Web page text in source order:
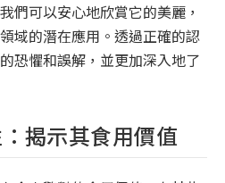
們可以安心地欣賞它的美麗，
域的潛在應用。透過正確的認
恐懼和誤解，並更加深入地了
揭示其食用價值